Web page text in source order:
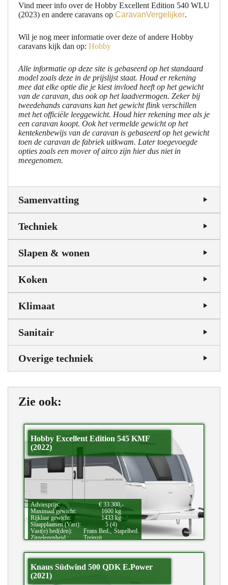
Vind meer info over de Hobby Excellent Edition 540 WLU
(2023) en andere caravans op CaravanVergelijker.
Wil je nog meer informatie over deze of andere Hobby
caravans kijk dan op: Hobby
Alle informatie op deze site is gebaseerd op het standaard
model zoals deze in de prijslijst staat. Houd er rekening
mee dat elke optie die je kiest invloed heeft op het gewicht
van de caravan, dus ook op het laadvermogen. Zeker bij
tweedehands caravans kan het gewicht flink verschillen
met het officiële leeggewicht. Houd hier rekening mee als je
een caravan koopt. Ook het vermelde gewicht op het
kentekenbewijs van de caravan is gebaseerd op het gewicht
toen de caravan de fabriek uitkwam. Later toegevoegde
opties zoals een mover of airco zijn hier dus niet in
meegenomen.
Samenvatting
Techniek
Slapen & wonen
Koken
Klimaat
Sanitair
Overige techniek
Zie ook:
Hobby Excellent Edition 545 KMF
(2022)
Adviesprijs:
€ 33.300,-
Maximaal gewicht:
1600 kg
Rijklaar gewicht:
1433 kg
Slaapplaatsen (Vast):
5 (4)
Vast(e) bed(den):
Frans Bed., Stapelbed.
Zitgelegenheid.:
Treinzit.
Knaus Südwind 500 QDK E.Power
(2021)